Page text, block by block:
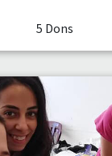
5 Dons